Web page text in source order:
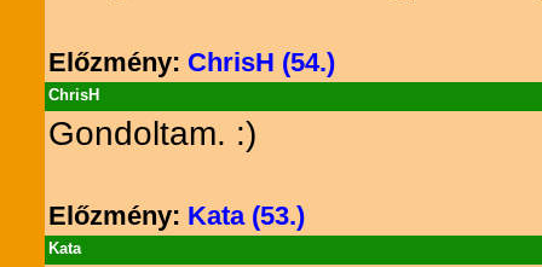
Előzmény: ChrisH (54.)
ChrisH
Gondoltam. :)
Előzmény: Kata (53.)
Kata